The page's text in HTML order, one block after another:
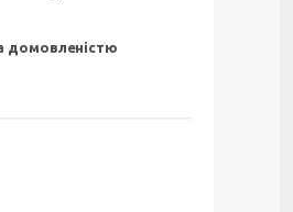
домовленістю